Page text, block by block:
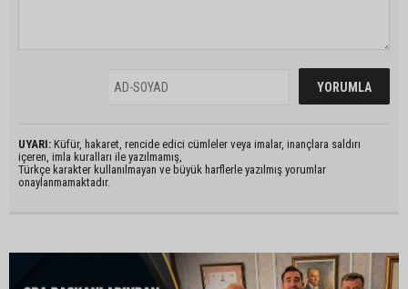
UYARI: Küfür, hakaret, rencide edici cümleler veya imalar, inançlara saldırı
içeren, imla kuralları ile yazılmamış,
Türkçe karakter kullanılmayan ve büyük harflerle yazılmış yorumlar
onaylanmamaktadır.